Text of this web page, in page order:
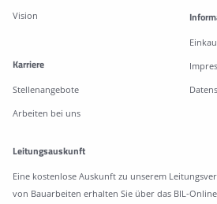
Vision
Karriere
Stellenangebote
Arbeiten bei uns
Leitungsauskunft
Eine kostenlose Auskunft zu unserem
von Bauarbeiten erhalten Sie über das BIL-